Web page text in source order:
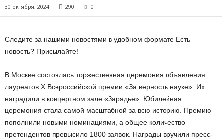
30 октября, 2024 290 0
Следите за нашими новостями в удобном формате Есть
новость? Присылайте!
В Москве состоялась торжественная церемония объявления
лауреатов X Всероссийской премии «За верность науке». Их
наградили в концертном зале «Зарядье». Юбилейная
церемония стала самой масштабной за всю историю. Премию
пополнили новыми номинациями, а общее количество
претендентов превысило 1800 заявок. Награды вручили пресс-